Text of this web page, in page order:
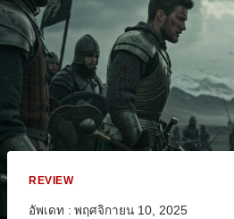
REVIEW
อัพเดท : พฤศจิกายน 10, 2025